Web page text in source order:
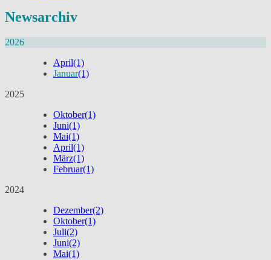
Newsarchiv
2026
April(1)
Januar(1)
2025
Oktober(1)
Juni(1)
Mai(1)
April(1)
März(1)
Februar(1)
2024
Dezember(2)
Oktober(1)
Juli(2)
Juni(2)
Mai(1)